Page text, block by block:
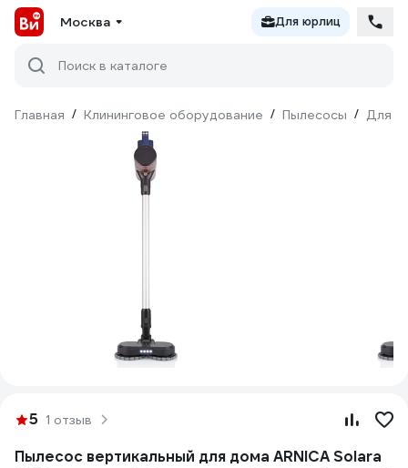
Москва Для юрлиц
Поиск в каталоге
Главная / Клининговое оборудование / Пылесосы / Для
5 1 отзыв
Пылесос вертикальный для дома ARNICA Solara